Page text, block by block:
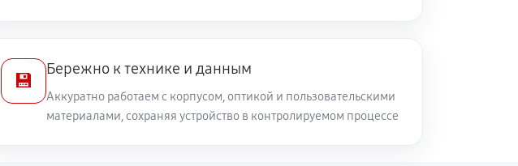
💾
Бережно к технике и данным
Аккуратно работаем с корпусом, оптикой и пользовательскими
материалами, сохраняя устройство в контролируемом процессе